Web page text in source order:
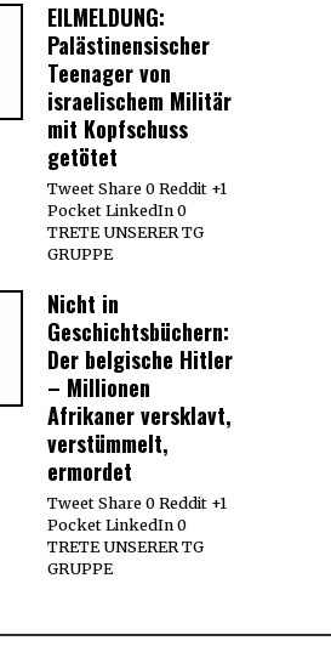
EILMELDUNG:
Palästinensischer
Teenager von
israelischem Militär
mit Kopfschuss
getötet
Tweet Share 0 Reddit +1
Pocket LinkedIn 0
TRETE UNSERER TG
GRUPPE
Nicht in
Geschichtsbüchern:
Der belgische Hitler
– Millionen
Afrikaner versklavt,
verstümmelt,
ermordet
Tweet Share 0 Reddit +1
Pocket LinkedIn 0
TRETE UNSERER TG
GRUPPE